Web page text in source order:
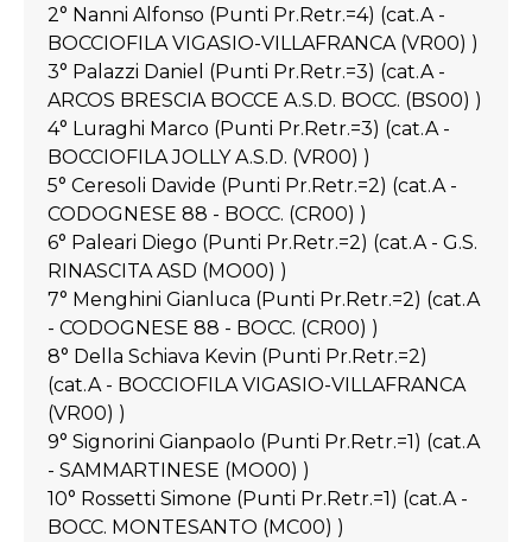
2° Nanni Alfonso (Punti Pr.Retr.=4) (cat.A -
BOCCIOFILA VIGASIO-VILLAFRANCA (VR00) )
3° Palazzi Daniel (Punti Pr.Retr.=3) (cat.A -
ARCOS BRESCIA BOCCE A.S.D. BOCC. (BS00) )
4° Luraghi Marco (Punti Pr.Retr.=3) (cat.A -
BOCCIOFILA JOLLY A.S.D. (VR00) )
5° Ceresoli Davide (Punti Pr.Retr.=2) (cat.A -
CODOGNESE 88 - BOCC. (CR00) )
6° Paleari Diego (Punti Pr.Retr.=2) (cat.A - G.S.
RINASCITA ASD (MO00) )
7° Menghini Gianluca (Punti Pr.Retr.=2) (cat.A
- CODOGNESE 88 - BOCC. (CR00) )
8° Della Schiava Kevin (Punti Pr.Retr.=2)
(cat.A - BOCCIOFILA VIGASIO-VILLAFRANCA
(VR00) )
9° Signorini Gianpaolo (Punti Pr.Retr.=1) (cat.A
- SAMMARTINESE (MO00) )
10° Rossetti Simone (Punti Pr.Retr.=1) (cat.A -
BOCC. MONTESANTO (MC00) )